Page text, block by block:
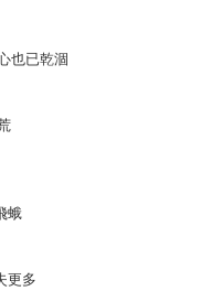
也已乾涸
蛾
更多